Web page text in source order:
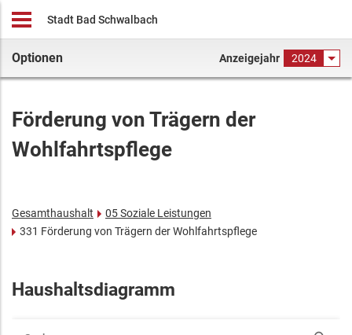
Stadt Bad Schwalbach
Optionen Anzeigejahr 2024
Förderung von Trägern der
Wohlfahrtspflege
Gesamthaushalt
05 Soziale Leistungen
331 Förderung von Trägern der Wohlfahrtspflege
Haushaltsdiagramm